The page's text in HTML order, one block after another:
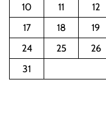
10
11 12
17
18 19
24
25 26
31